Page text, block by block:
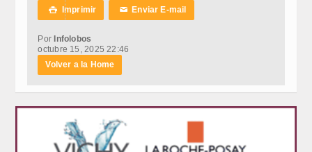
 Imprimir ✉Enviar E-mail
Por Infolobos
octubre 15, 2025 22:46
Volver a la Home